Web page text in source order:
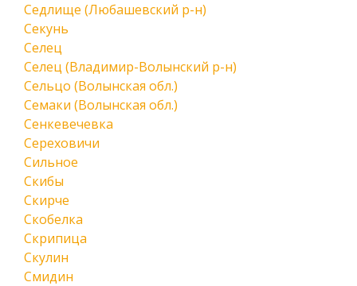
Седлище (Любашевский р-н)
Секунь
Селец
Селец (Владимир-Волынский р-н)
Сельцо (Волынская обл.)
Семаки (Волынская обл.)
Сенкевечевка
Сереховичи
Сильное
Скибы
Скирче
Скобелка
Скрипица
Скулин
Смидин